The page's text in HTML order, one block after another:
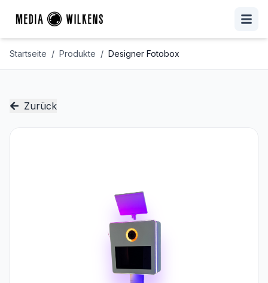
Startseite / Produkte / Designer Fotobox
Zurück